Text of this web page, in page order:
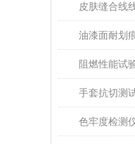
皮肤缝合线
油漆面耐划
阻燃性能试
手套抗切测
色牢度检测